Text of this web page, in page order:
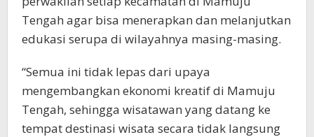
Tengah agar bisa menerapkan dan melanjutkan
edukasi serupa di wilayahnya masing-masing.
“Semua ini tidak lepas dari upaya
mengembangkan ekonomi kreatif di Mamuju
Tengah, sehingga wisatawan yang datang ke
tempat destinasi wisata secara tidak langsung